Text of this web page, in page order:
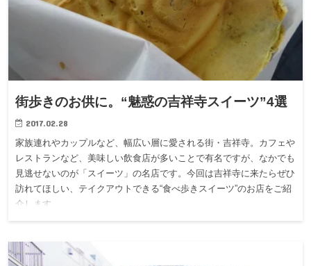
街歩きのお供に。“魅惑の吉祥寺スイーツ”4選
2017.02.28
家族連れやカップルなど、幅広い層に愛される街・吉祥寺。カフェや
レストランなど、美味しい飲食店が多いことで有名ですが、なかでも
見逃せないのが「スイーツ」の名店です。今回は吉祥寺に来たらぜひ
訪れてほしい、テイクアウトできる“食べ歩きスイーツ”のお店をご紹
介します。